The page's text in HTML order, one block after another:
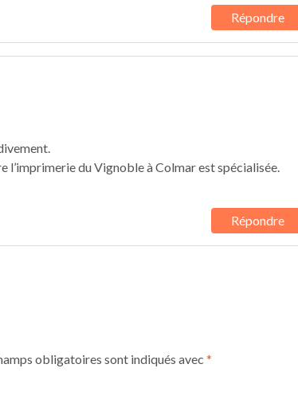
Répondre
l’imprimerie du Vignoble à Colmar est spécialisée.
Répondre
obligatoires sont indiqués avec *